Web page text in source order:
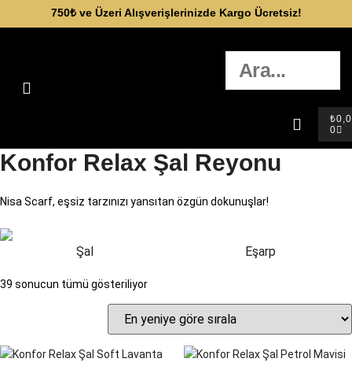
750₺ ve Üzeri Alışverişlerinizde Kargo Ücretsiz!
₺
0
Konfor Relax Şal Reyonu
Nisa Scarf, eşsiz tarzınızı yansıtan özgün dokunuşlar!
Şal Eşarp
39 sonucun tümü gösteriliyor